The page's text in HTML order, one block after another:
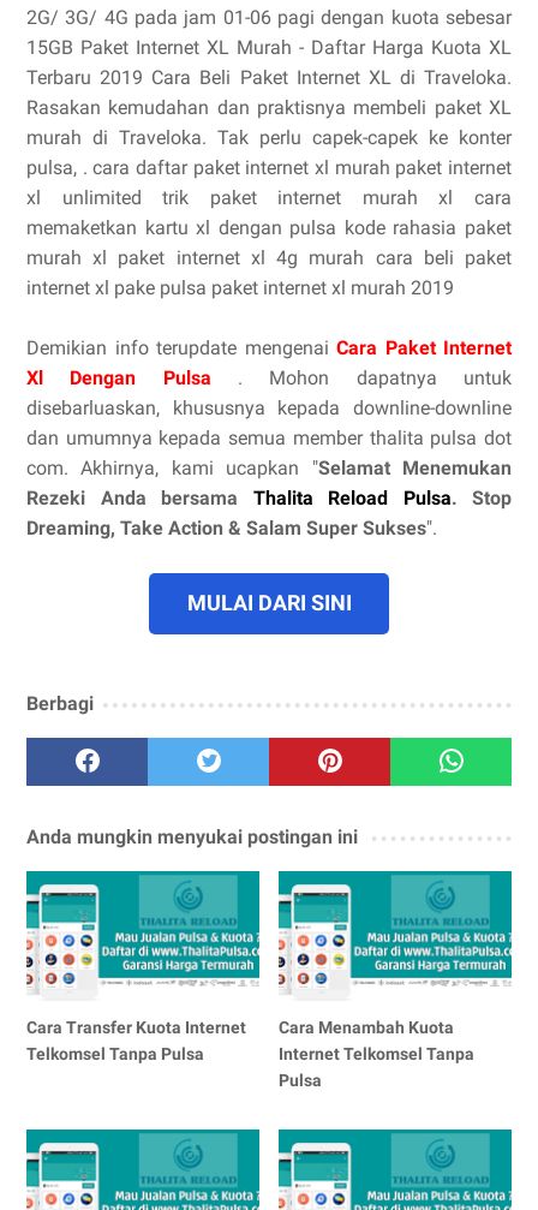
2G/ 3G/ 4G pada jam 01-06 pagi dengan kuota sebesar
15GB Paket Internet XL Murah - Daftar Harga Kuota XL
Terbaru 2019 Cara Beli Paket Internet XL di Traveloka.
Rasakan kemudahan dan praktisnya membeli paket XL
murah di Traveloka. Tak perlu capek-capek ke konter
pulsa, . cara daftar paket internet xl murah paket internet
xl unlimited trik paket internet murah xl cara
memaketkan kartu xl dengan pulsa kode rahasia paket
murah xl paket internet xl 4g murah cara beli paket
internet xl pake pulsa paket internet xl murah 2019
Demikian info terupdate mengenai Cara Paket Internet
Xl Dengan Pulsa . Mohon dapatnya untuk
disebarluaskan, khususnya kepada downline-downline
dan umumnya kepada semua member thalita pulsa dot
com. Akhirnya, kami ucapkan "Selamat Menemukan
Rezeki Anda bersama Thalita Reload Pulsa. Stop
Dreaming, Take Action & Salam Super Sukses".
MULAI DARI SINI
Berbagi
Anda mungkin menyukai postingan ini
Cara Transfer Kuota Internet
Telkomsel Tanpa Pulsa
Cara Menambah Kuota
Internet Telkomsel Tanpa
Pulsa